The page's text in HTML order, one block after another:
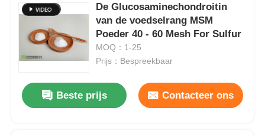
De Glucosaminechondroitin
van de voedselrang MSM
Poeder 40 - 60 Mesh For Sulfur
MOQ：1-25
Prijs：Bespreekbaar
Beste prijs Contacteer ons